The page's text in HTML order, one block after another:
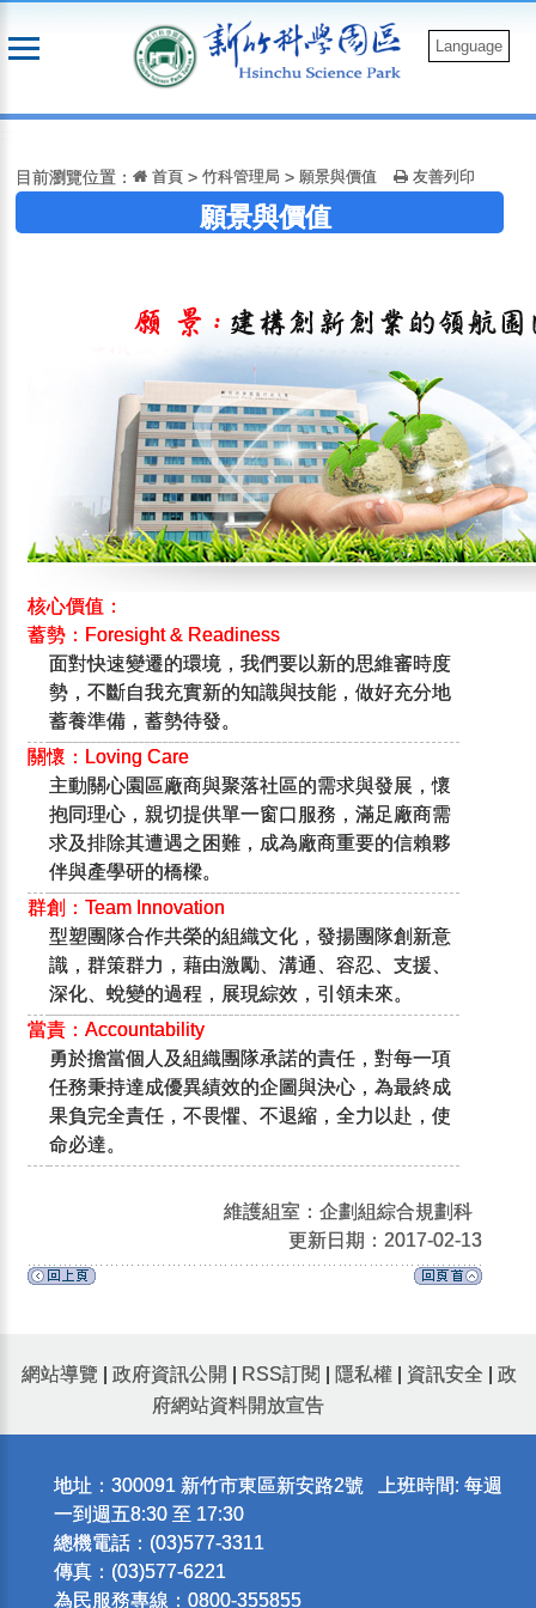
到
Language
目前瀏覽位置： 首頁 >竹科管理局 >願景與價值 友善列印
願景與價值
核心價值：
蓄勢：Foresight & Readiness
面對快速變遷的環境，我們要以新的思維審時度
勢，不斷自我充實新的知識與技能，做好充分地
蓄養準備，蓄勢待發。
關懷：Loving Care
主動關心園區廠商與聚落社區的需求與發展，懷
抱同理心，親切提供單一窗口服務，滿足廠商需
求及排除其遭遇之困難，成為廠商重要的信賴夥
伴與產學研的橋樑。
群創：Team Innovation
型塑團隊合作共榮的組織文化，發揚團隊創新意
識，群策群力，藉由激勵、溝通、容忍、支援、
深化、蛻變的過程，展現綜效，引領未來。
當責：Accountability
勇於擔當個人及組織團隊承諾的責任，對每一項
任務秉持達成優異績效的企圖與決心，為最終成
果負完全責任，不畏懼、不退縮，全力以赴，使
命必達。
維護組室：企劃組綜合規劃科
更新日期：2017-02-13
網站導覽 政府資訊公開 RSS訂閱 隱私權 資訊安全
政
府網站資料開放宣告
地址：300091 新竹市東區新安路2號 上班時間: 每週
一到週五8:30 至 17:30
總機電話：(03)577-3311
傳真：(03)577-6221
為民服務專線：0800-355855